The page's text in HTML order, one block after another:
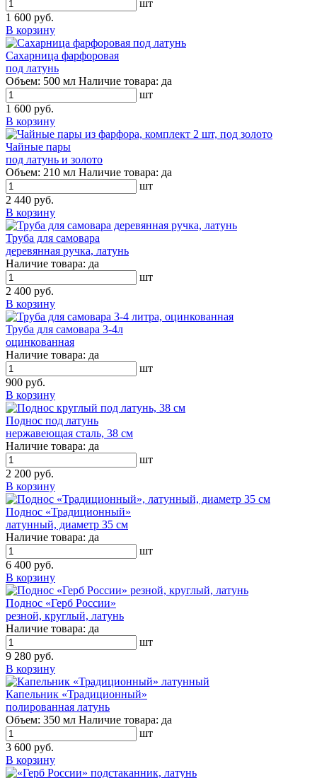
шт
1 600 руб.
В корзину
Сахарница фарфоровая
под латунь
Объем: 500 мл Наличие товара: да
шт
1 600 руб.
В корзину
Чайные пары
под латунь и золото
Объем: 210 мл Наличие товара: да
шт
2 440 руб.
В корзину
Труба для самовара
деревянная ручка, латунь
Наличие товара: да
шт
2 400 руб.
В корзину
Труба для самовара 3-4л
оцинкованная
Наличие товара: да
шт
900 руб.
В корзину
Поднос под латунь
нержавеющая сталь, 38 см
Наличие товара: да
шт
2 200 руб.
В корзину
Поднос «Традиционный»
латунный, диаметр 35 см
Наличие товара: да
шт
6 400 руб.
В корзину
Поднос «Герб России»
резной, круглый, латунь
Наличие товара: да
шт
9 280 руб.
В корзину
Капельник «Традиционный»
полированная латунь
Объем: 350 мл Наличие товара: да
шт
3 600 руб.
В корзину